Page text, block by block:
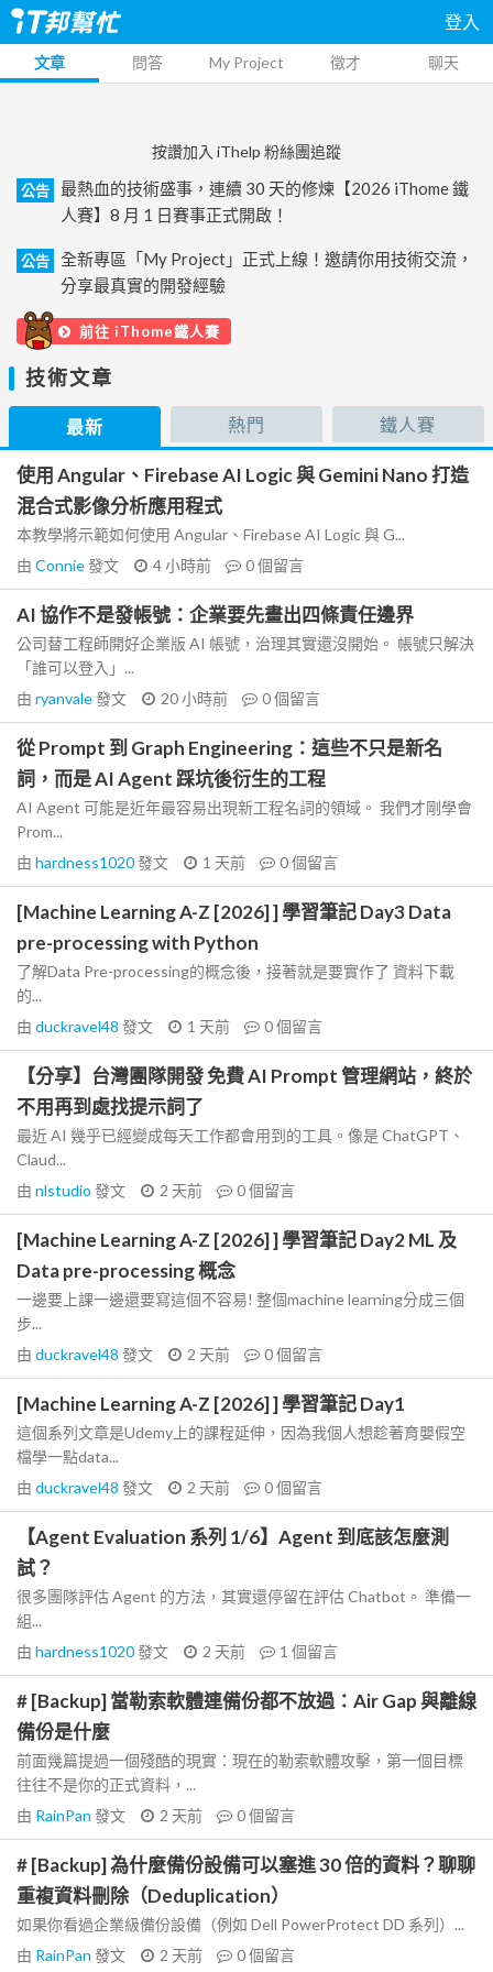
登入
文章 問答 My Project 徵才 聊天
按讚加入 iThelp 粉絲團追蹤
公告
最熱血的技術盛事，連續 30 天的修煉【2026 iThome 鐵
人賽】8 月 1 日賽事正式開啟！
公告
全新專區「My Project」正式上線！邀請你用技術交流，
分享最真實的開發經驗
前往 iThome鐵人賽
技術文章
最新 熱門 鐵人賽
使用 Angular、Firebase AI Logic 與 Gemini Nano 打造
混合式影像分析應用程式
本教學將示範如何使用 Angular、Firebase AI Logic 與 G...
由 Connie發文 4 小時前 0個留言
AI 協作不是發帳號：企業要先畫出四條責任邊界
公司替工程師開好企業版 AI 帳號，治理其實還沒開始。 帳號只解決
「誰可以登入」...
由 ryanvale發文 20 小時前 0個留言
從 Prompt 到 Graph Engineering：這些不只是新名
詞，而是 AI Agent 踩坑後衍生的工程
AI Agent 可能是近年最容易出現新工程名詞的領域。 我們才剛學會
Prom...
由 hardness1020發文 1 天前 0個留言
[Machine Learning A-Z [2026] ] 學習筆記 Day3 Data
pre-processing with Python
了解Data Pre-processing的概念後，接著就是要實作了 資料下載
的...
由 duckravel48 發文 1 天前 0個留言
【分享】台灣團隊開發 免費 AI Prompt 管理網站，終於
不用再到處找提示詞了
最近 AI 幾乎已經變成每天工作都會用到的工具。像是 ChatGPT、
Claud...
由 nlstudio 發文 2 天前 0個留言
[Machine Learning A-Z [2026] ] 學習筆記 Day2 ML 及
Data pre-processing 概念
一邊要上課一邊還要寫這個不容易! 整個machine learning分成三個
步...
由 duckravel48 發文 2 天前 0個留言
[Machine Learning A-Z [2026] ] 學習筆記 Day1
這個系列文章是Udemy上的課程延伸，因為我個人想趁著育嬰假空
檔學一點data...
由 duckravel48 發文 2 天前 0個留言
【Agent Evaluation 系列 1/6】Agent 到底該怎麼測
試？
很多團隊評估 Agent 的方法，其實還停留在評估 Chatbot。 準備一
組...
由 hardness1020發文 2 天前 1 個留言
# [Backup] 當勒索軟體連備份都不放過：Air Gap 與離線
備份是什麼
前面幾篇提過一個殘酷的現實：現在的勒索軟體攻擊，第一個目標
往往不是你的正式資料，...
由 RainPan 發文 2 天前 0個留言
# [Backup] 為什麼備份設備可以塞進 30 倍的資料？聊聊
重複資料刪除（Deduplication）
如果你看過企業級備份設備（例如 Dell PowerProtect DD 系列）...
由 RainPan 發文 2 天前 0個留言